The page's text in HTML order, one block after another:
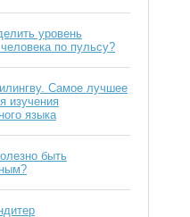
уровень
по пульсу?
Самое лучшее
изучения
языка
быть